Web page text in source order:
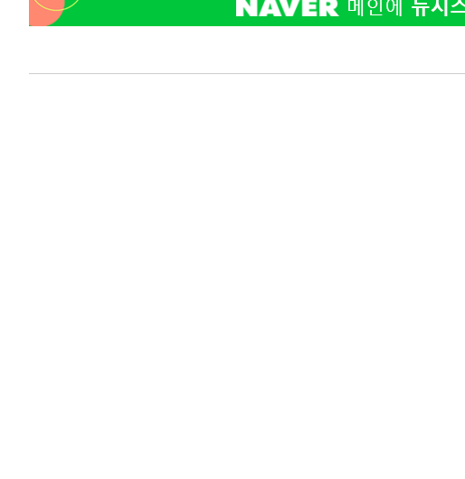
1시간 전 >
[속보]종합특검, 대검 추가 압수수색…내란 중요임무종사 혐의